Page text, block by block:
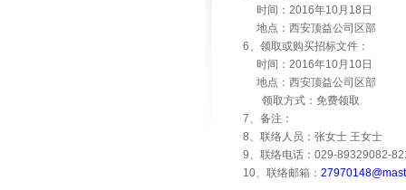
时间： 2016年10月 18 日
地点：西安顶益公司区部
6、领取或购买招标文件：
时间： 2016年10月 10日
地点：西安顶益公司区部
领取方式：免费领取
7、备注：
8、联络人员：张女士 王女士
9、联络电话： 029-89329082-
10、联络邮箱：